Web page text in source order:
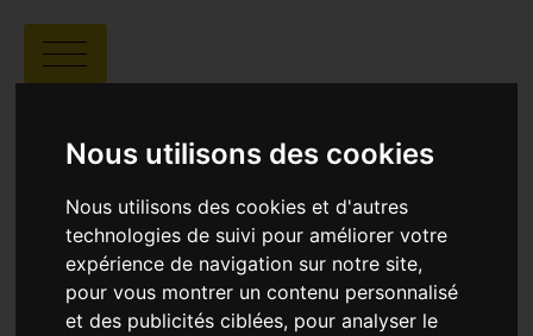
Nous utilisons des cookies
Nous utilisons des cookies et d'autres
technologies de suivi pour améliorer votre
expérience de navigation sur notre site,
pour vous montrer un contenu personnalisé
et des publicités ciblées, pour analyser le
DES MOTS SUR DES